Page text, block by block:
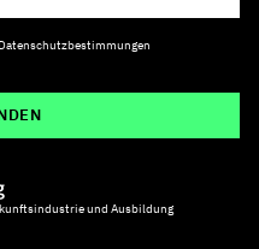
Datenschutzbestimmungen
und Ausbildung